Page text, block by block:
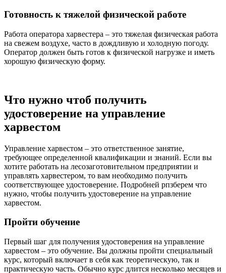
Готовность к тяжелой физической работе
Работа оператора харвестера – это тяжелая физическая работа
на свежем воздухе, часто в дождливую и холодную погоду.
Оператор должен быть готов к физической нагрузке и иметь
хорошую физическую форму.
Что нужно чтоб получить
удостоверение на управление
харвестом
Управление харвестом – это ответственное занятие,
требующее определенной квалификации и знаний. Если вы
хотите работать на лесозаготовительном предприятии и
управлять харвестером, то вам необходимо получить
соответствующее удостоверение. Подробней рпзберем что
нужно, чтобы получить удостоверение на управление
харвестом.
Пройти обучение
Первый шаг для получения удостоверения на управление
харвестом – это обучение. Вы должны пройти специальный
курс, который включает в себя как теоретическую, так и
практическую часть. Обычно курс длится несколько месяцев и